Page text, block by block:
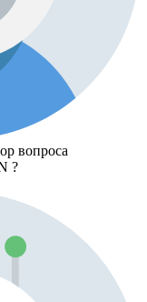
вопроса
?